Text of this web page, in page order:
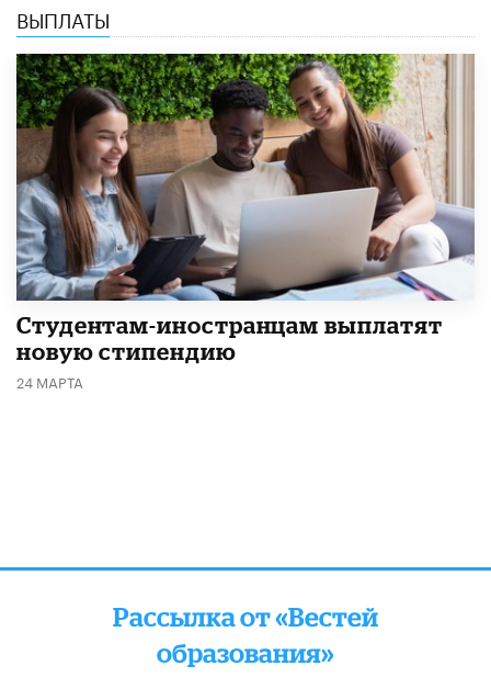
ВЫПЛАТЫ
Студентам-иностранцам выплатят
новую стипендию
24 МАРТА
Рассылка от «Вестей
образования»